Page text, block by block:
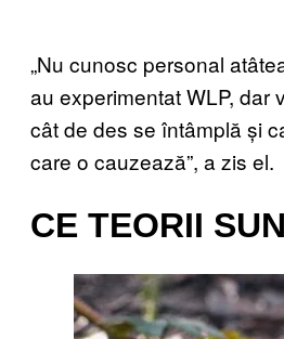
„Nu cunosc personal
au experimentat WLP, dar
cât de des se întâmplă și
care o cauzează”, a zis el.
CE TEORII